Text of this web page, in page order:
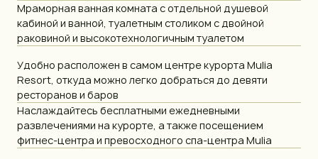
Мраморная ванная комната с отдельной душевой
кабиной и ванной, туалетным столиком с двойной
раковиной и высокотехнологичным туалетом
Удобно расположен в самом центре курорта Mulia
Resort, откуда можно легко добраться до девяти
ресторанов и баров
Наслаждайтесь бесплатными ежедневными
развлечениями на курорте, а также посещением
фитнес-центра и превосходного спа-центра Mulia